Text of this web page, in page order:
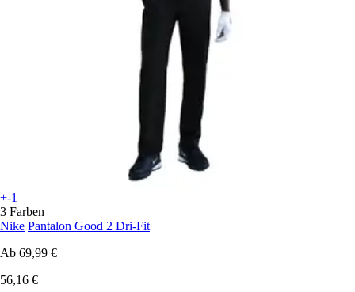
+-1
3 Farben
Nike Pantalon Good 2 Dri-Fit
Ab 69,99 €
56,16 €